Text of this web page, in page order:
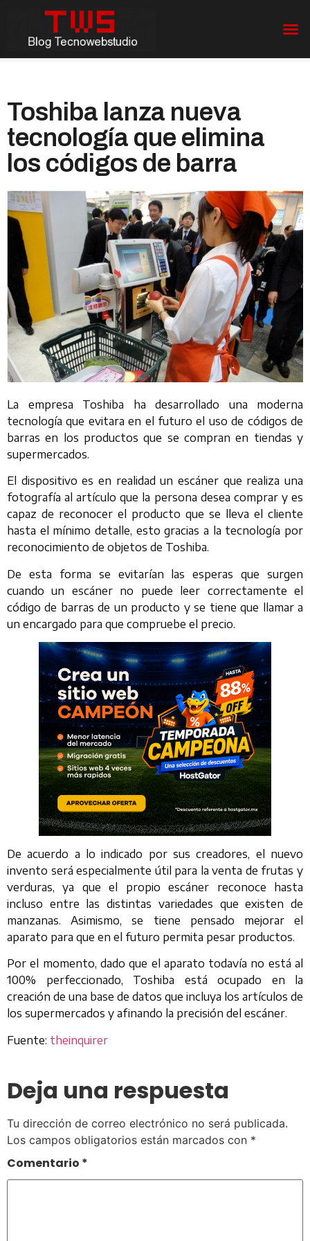
Toshiba lanza nueva
tecnología que elimina
los códigos de barra
La empresa Toshiba ha desarrollado una moderna
tecnología que evitara en el futuro el uso de códigos de
barras en los productos que se compran en tiendas y
supermercados.
El dispositivo es en realidad un escáner que realiza una
fotografía al artículo que la persona desea comprar y es
capaz de reconocer el producto que se lleva el cliente
hasta el mínimo detalle, esto gracias a la tecnología por
reconocimiento de objetos de Toshiba.
De esta forma se evitarían las esperas que surgen
cuando un escáner no puede leer correctamente el
código de barras de un producto y se tiene que llamar a
un encargado para que compruebe el precio.
De acuerdo a lo indicado por sus creadores, el nuevo
invento será especialmente útil para la venta de frutas y
verduras, ya que el propio escáner reconoce hasta
incluso entre las distintas variedades que existen de
manzanas. Asimismo, se tiene pensado mejorar el
aparato para que en el futuro permita pesar productos.
Por el momento, dado que el aparato todavía no está al
100% perfeccionado, Toshiba está ocupado en la
creación de una base de datos que incluya los artículos de
los supermercados y afinando la precisión del escáner.
Fuente: theinquirer
Deja una respuesta
Tu dirección de correo electrónico no será publicada.
Los campos obligatorios están marcados con *
Comentario *